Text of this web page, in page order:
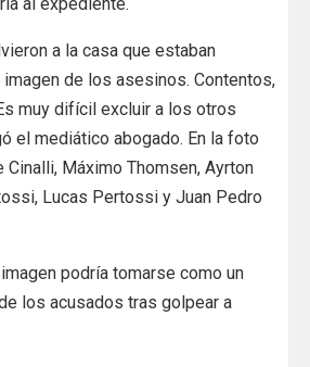
al expediente.
a la casa que estaban
de los asesinos. Contentos,
muy difícil excluir a los otros
el mediático abogado. En la foto
Cinalli, Máximo Thomsen, Ayrton
Lucas Pertossi y Juan Pedro
podría tomarse como un
los acusados tras golpear a